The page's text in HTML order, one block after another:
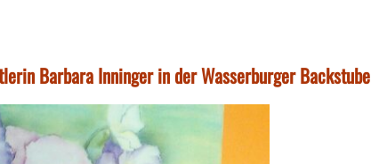
Barbara Inninger in der Wasserburger Backstube